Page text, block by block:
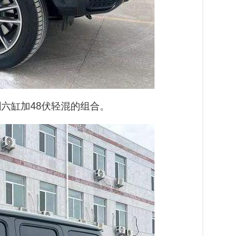
缸加48伏轻混的组合。